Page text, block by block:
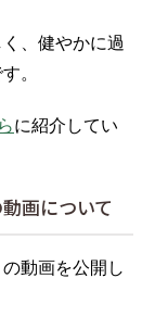
、健やかに過
。
に紹介してい
画について
動画を公開し